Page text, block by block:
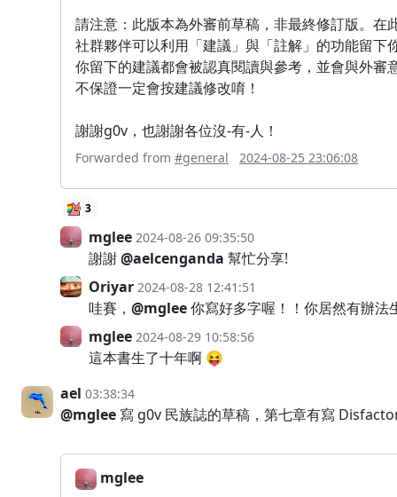
請注意：此版本為外審前草稿，非最終修訂版。在
社群夥伴可以利用「建議」與「註解」的功能留
你留下的建議都會被認真閱讀與參考，並會與外
不保證一定會按建議修改唷！
謝謝g0v，也謝謝各位沒-有-人！
Forwarded from #general 2024-08-25 23:06:08
3
mglee 2024-08-26 09:35:50
謝謝@aelcenganda 幫忙分享!
Oriyar 2024-08-28 12:41:51
哇賽， @mglee你寫好多字喔！！你居然有辦法
mglee 2024-08-29 10:58:56
這本書生了十年啊 😝
ael 03:38:34
@mglee 寫 g0v 民族誌的草稿，第七章有寫
mglee